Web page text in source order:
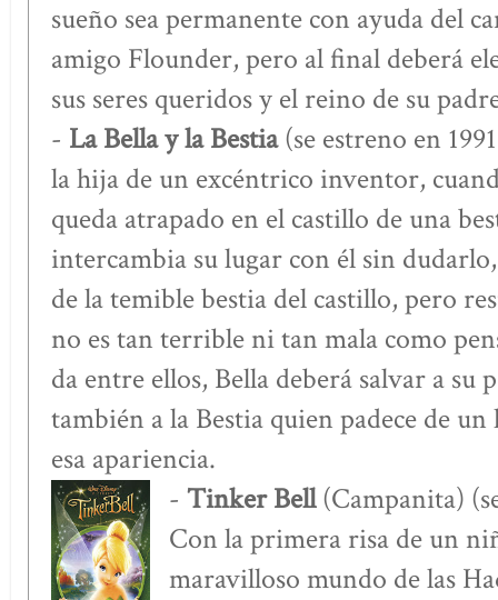
sueño sea permanente con ayuda del
amigo Flounder, pero al final deberá
sus seres queridos y el reino de su
- La Bella y la Bestia(se estreno en
la hija de un excéntrico inventor,
queda atrapado en el castillo de una
intercambia su lugar con él sin
de la temible bestia del castillo, pero
no es tan terrible ni tan mala como
da entre ellos, Bella deberá salvar a su
también a la Bestia quien padece de
esa apariencia.
- Tinker Bell(Campanita)
Con la primera risa de un
maravilloso mundo de las